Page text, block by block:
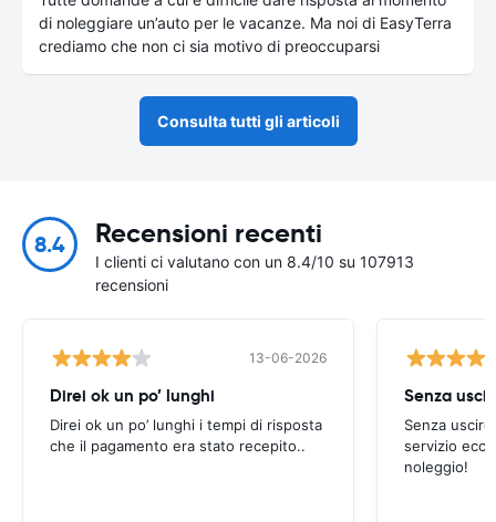
di noleggiare un’auto per le vacanze. Ma noi di EasyTerra
crediamo che non ci sia motivo di preoccuparsi
Consulta tutti gli articoli
8.4 Recensioni recenti
I clienti ci valutano con un 8.4/10 su 107913
recensioni
13-06-2026
Direi ok un po’ lunghi
Direi ok un po’ lunghi i tempi di risposta
che il pagamento era stato recepito..
Senza
Senza
servizio
noleggio!